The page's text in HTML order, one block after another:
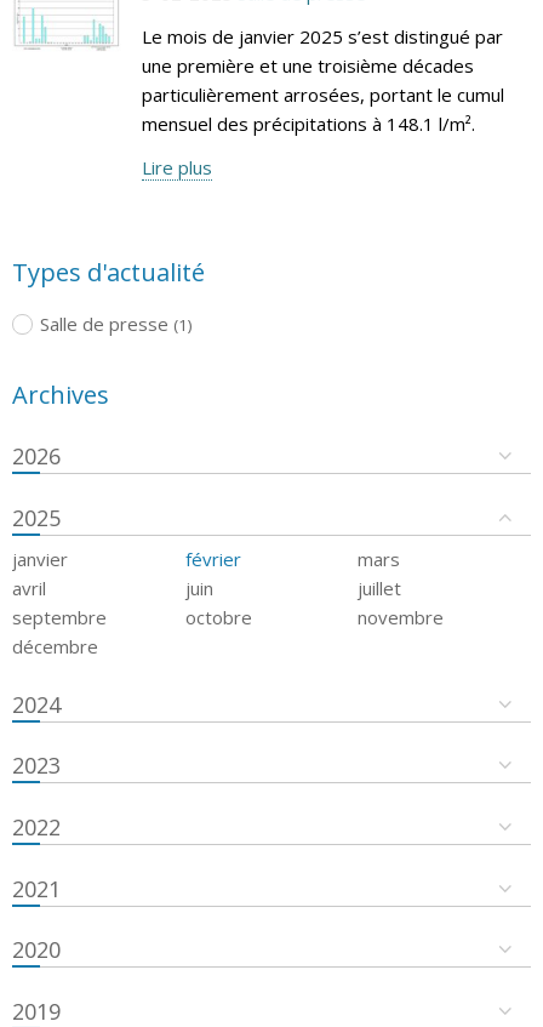
Le mois de janvier 2025 s’est distingué par
une première et une troisième décades
particulièrement arrosées, portant le cumul
mensuel des précipitations à 148.1 l/m².
Lire plus
Types d'actualité
Salle de presse (1)
Archives
2026
2025
janvier février
mars
avril
juin
juillet
septembre
octobre
novembre
décembre
2024
2023
2022
2021
2020
2019